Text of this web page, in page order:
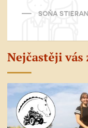
SOŇA
Nejčastěji vás